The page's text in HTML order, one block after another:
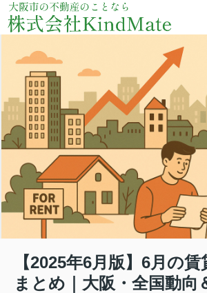
【2025年6月版】6月の
まとめ｜大阪・全国動向